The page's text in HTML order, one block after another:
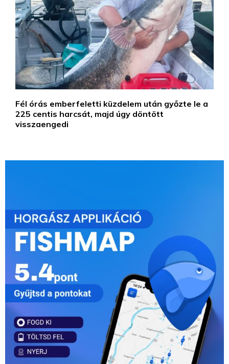
Fél órás emberfeletti küzdelem után győzte le a
225 centis harcsát, majd úgy döntött
visszaengedi